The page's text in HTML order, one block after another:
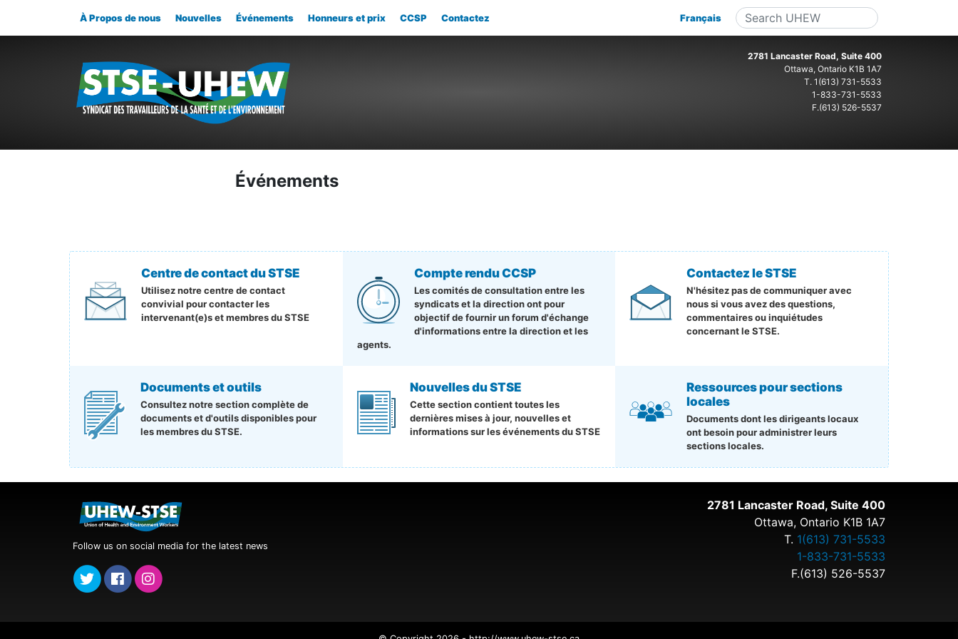
À Propos de nous Nouvelles Événements Honneurs et prix CCSP Contactez Français
2781 Lancaster Road, Suite 400
Ottawa, Ontario K1B 1A7
T. 1(613) 731-5533
1-833-731-5533
F.(613) 526-5537
Événements
Centre de contact du STSE
Utilisez notre centre de contact
convivial pour contacter les
intervenant(e)s et membres du STSE
Compte rendu CCSP
Les comités de consultation entre les
syndicats et la direction ont pour
objectif de fournir un forum d'échange
d'informations entre la direction et les
agents.
Contactez le STSE
N'hésitez pas de communiquer avec
nous si vous avez des questions,
commentaires ou inquiétudes
concernant le STSE.
Documents et outils
Consultez notre section complète de
documents et d'outils disponibles pour
les membres du STSE.
Nouvelles du STSE
Cette section contient toutes les
dernières mises à jour, nouvelles et
informations sur les événements du STSE
Ressources pour sections
locales
Documents dont les dirigeants locaux
ont besoin pour administrer leurs
sections locales.
Follow us on social media for the latest news
2781 Lancaster Road, Suite 400
Ottawa, Ontario K1B 1A7
T. 1(613) 731-5533
1-833-731-5533
F.(613) 526-5537